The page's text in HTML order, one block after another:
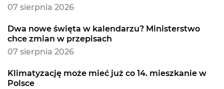
07 sierpnia 2026
Dwa nowe święta w kalendarzu? Ministerstwo
chce zmian w przepisach
07 sierpnia 2026
Klimatyzację może mieć już co 14. mieszkanie w
Polsce